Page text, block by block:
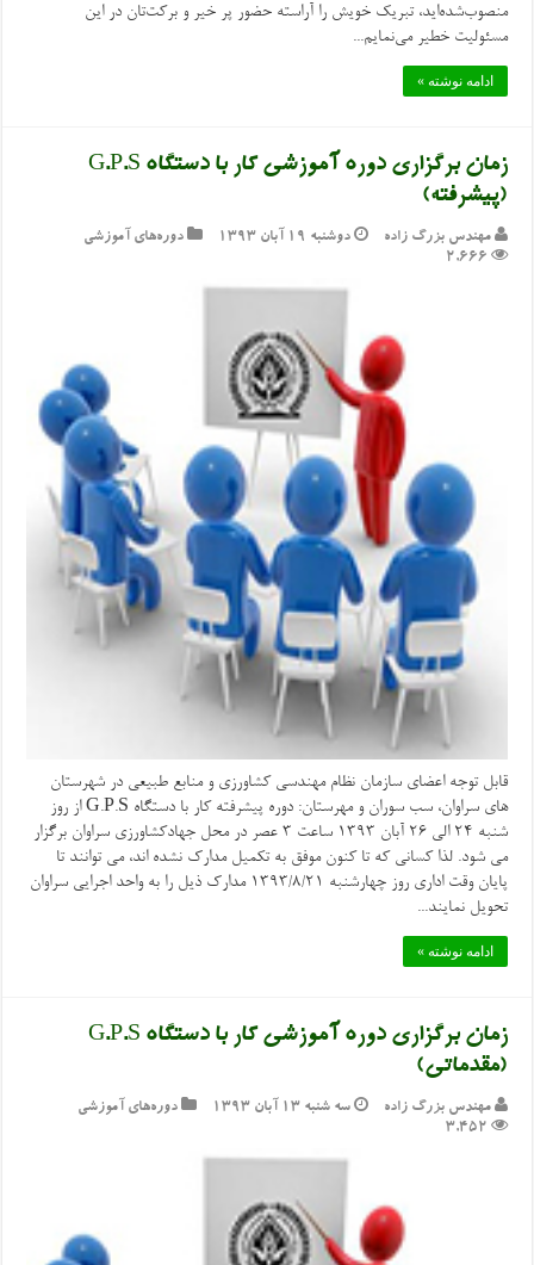
منصوب‌شده‌اید، تبریک خویش را آراسته حضور پر خیر و برکت‌تان در این
مسئولیت خطیر می‌نمایم...
ادامه نوشته »
زمان برگزاری دوره آموزشی کار با دستگاه G.P.S
(پیشرفته)
مهندس بزرگ زاده دوشنبه ۱۹ آبان ۱۳۹۳
دوره‌های آموزشی
2,666
قابل توجه اعضای سازمان نظام مهندسی کشاورزی و منابع طبیعی در شهرستان
های سراوان، سب سوران و مهرستان: دوره پیشرفته کار با دستگاه G.P.S از روز
شنبه 24 الی 26 آبان 1393 ساعت ۳ عصر در محل جهادکشاورزی سراوان برگزار
می شود. لذا کسانی که تا کنون موفق به تکمیل مدارک نشده اند، می توانند تا
پایان وقت اداری روز چهارشنبه 1393/8/21 مدارک ذیل را به واحد اجرایی سراوان
تحویل نمایند...
ادامه نوشته »
زمان برگزاری دوره آموزشی کار با دستگاه G.P.S
(مقدماتی)
مهندس بزرگ زاده سه شنبه ۱۳ آبان ۱۳۹۳
دوره‌های آموزشی
3,452